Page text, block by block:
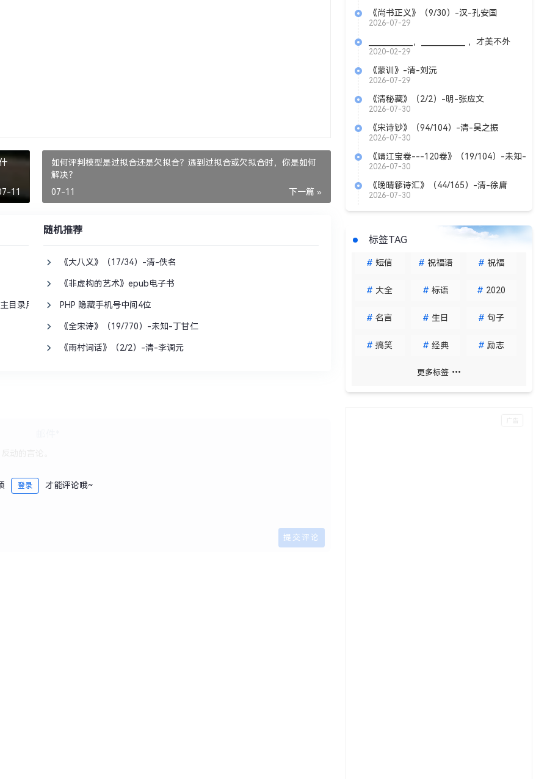
11
如何评判模型是过拟合还是欠拟合？遇到过拟合或欠拟合时，你是如何
解决？
下一篇 »
07-11
录用什么表示? 切换目录用什么命令？
随机推荐
《大八义》（17/34）-清-佚名
《非虚构的艺术》epub电子书
PHP 隐藏手机号中间4位
《全宋诗》（19/770）-未知-丁甘仁
《雨村词话》（2/2）-清-李调元
登录 才能评论哦~
《尚书正义》（9/30）-汉-孔安国
2026-07-29
____________，____________ ，才美不外
见。（《马说》韩愈）
2020-02-29
《蒙训》-清-刘沅
2026-07-29
《清秘藏》（2/2）-明-张应文
2026-07-30
《宋诗钞》（94/104）-清-吴之振
2026-07-30
《靖江宝卷---120卷》（19/104）-未知-
丁甘仁
2026-07-30
《晚晴簃诗汇》（44/165）-清-徐庸
2026-07-30
标签TAG
# 短信 # 祝福语 # 祝福
# 大全 # 标语 # 2020
# 名言 # 生日 # 句子
# 搞笑 # 经典 # 励志
更多标签